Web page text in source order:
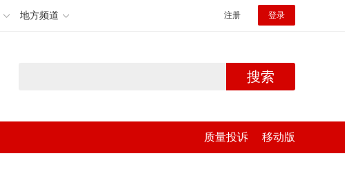
地方频道 注册 登录
搜索
质量投诉 移动版